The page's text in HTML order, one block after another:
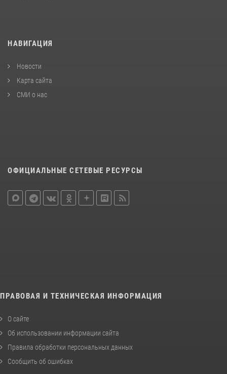
НАВИГАЦИЯ
Новости
Карта сайта
СМИ о нас
ОФИЦИАЛЬНЫЕ СЕТЕВЫЕ РЕСУРСЫ
ПРАВОВАЯ И ТЕХНИЧЕСКАЯ ИНФОРМАЦИЯ
О сайте
Об использовании информации сайта
Правила обработки персональных данных
Сообщить об ошибках